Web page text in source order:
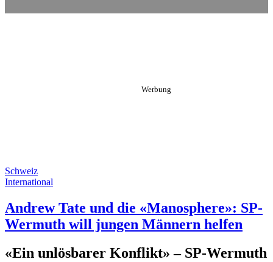
Schweiz
International
Andrew Tate und die «Manosphere»: SP-
Wermuth will jungen Männern helfen
«Ein unlösbarer Konflikt» – SP-Wermuth